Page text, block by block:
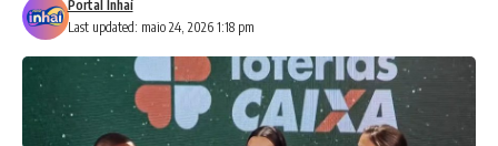
Last updated: maio 24, 2026 1:18 pm
Portal Inhaí